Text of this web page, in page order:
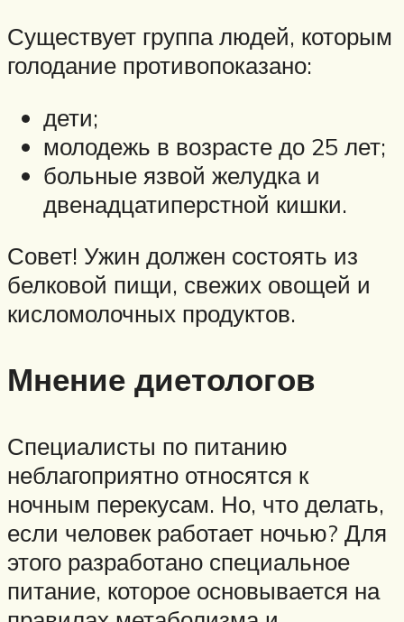
Существует группа людей, которым
голодание противопоказано:
дети;
молодежь в возрасте до 25 лет;
больные язвой желудка и
двенадцатиперстной кишки.
Совет! Ужин должен состоять из
белковой пищи, свежих овощей и
кисломолочных продуктов.
Мнение диетологов
Специалисты по питанию
неблагоприятно относятся к
ночным перекусам. Но, что делать,
если человек работает ночью? Для
этого разработано специальное
питание, которое основывается на